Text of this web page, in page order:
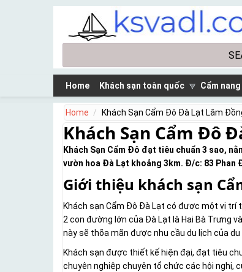
Skip to main content
Home Khách sạn toàn quốc Cẩm nang
Home Khách Sạn Cẩm Đô Đà Lạt Lâm
Khách Sạn Cẩm Đô
Khách Sạn Cẩm Đô đạt tiêu chuẩn 3 sao,
vườn hoa Đà Lạt khoảng 3km. Đ/c: 83 Phan
Giới thiệu khách sạn
Khách sạn Cẩm Đô Đà Lạt có được một vị trí
2 con đường lớn của Đà Lạt là Hai Bà Trưng
này sẽ thõa mãn được nhu cầu du lịch của du
Khách sạn được thiết kế hiện đại, đạt tiêu
chuyên nghiệp chuyên tổ chức các hội nghị,